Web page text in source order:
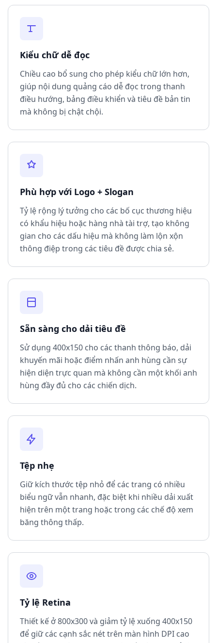
Kiểu chữ dễ đọc
Chiều cao bổ sung cho phép kiểu chữ lớn hơn,
giúp nội dung quảng cáo dễ đọc trong thanh
điều hướng, bảng điều khiển và tiêu đề bản tin
mà không bị chật chội.
Phù hợp với Logo + Slogan
Tỷ lệ rộng lý tưởng cho các bố cục thương hiệu
có khẩu hiệu hoặc hàng nhà tài trợ, tạo không
gian cho các dấu hiệu mà không làm lộn xộn
thông điệp trong các tiêu đề được chia sẻ.
Sẵn sàng cho dải tiêu đề
Sử dụng 400x150 cho các thanh thông báo, dải
khuyến mãi hoặc điểm nhấn anh hùng cần sự
hiện diện trực quan mà không cần một khối anh
hùng đầy đủ cho các chiến dịch.
Tệp nhẹ
Giữ kích thước tệp nhỏ để các trang có nhiều
biểu ngữ vẫn nhanh, đặc biệt khi nhiều dải xuất
hiện trên một trang hoặc trong các chế độ xem
băng thông thấp.
Tỷ lệ Retina
Thiết kế ở 800x300 và giảm tỷ lệ xuống 400x150
để giữ các cạnh sắc nét trên màn hình DPI cao